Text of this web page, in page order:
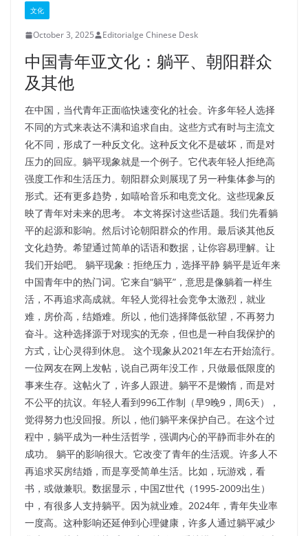
文化
October 3, 2025 Editorialge Chinese Desk
中国青年亚文化：躺平、朝阳群众
及其他
在中国，当代青年正面临快速变化的社会。许多年轻人选择
不同的方式来表达不满和追求自由。这些方式有时与主流文
化不同，形成了一种反文化。这种反文化不是破坏，而是对
压力的回应。躺平现象就是一个例子。它代表年轻人拒绝高
强度工作和生活压力。朝阳群众则展现了另一种集体参与的
形式。还有更多趋势，如嘻哈音乐和电竞文化。这些现象反
映了青年对未来的思考。 本文将探讨这些话题。我们先看躺
平的起源和影响。然后讨论朝阳群众的作用。最后谈其他反
文化趋势。希望通过简单的话语和数据，让你容易理解。让
我们开始吧。 躺平现象：拒绝压力，选择平静 躺平是近年来
中国青年中的热门词。它来自“躺平”，意思是像躺着一样生
活，不再追求高成就。年轻人觉得社会竞争太激烈，就业
难，房价高，结婚难。所以，他们选择降低欲望，不再努力
奋斗。这种选择源于对现实的无奈，但也是一种自我保护的
方式，让心灵得到休息。 这个现象从2021年左右开始流行。
一位网友在网上发帖，说自己两年没工作，只做最低限度的
事来生存。这帖火了，许多人跟进。躺平不是懒惰，而是对
不公平的抗议。年轻人看到996工作制（早9晚9，周6天），
觉得努力也没回报。所以，他们躺平来保护自己。在这个过
程中，躺平成为一种生活哲学，强调内心的平静而非外在的
成功。 躺平的影响很大。它改变了青年的生活观。许多人不
再追求买房结婚，而是享受简单生活。比如，玩游戏，看
书，或做兼职。数据显示，中国Z世代（1995-2009出生）
中，有很多人支持躺平。因为就业难。2024年，青年失业率
一度高。这种影响还延伸到心理健康，许多人通过躺平减少